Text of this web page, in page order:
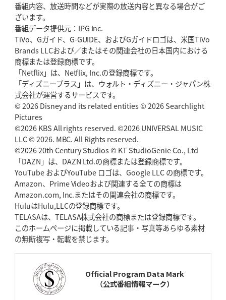
2026年5月21日(木)更新
狭山RG、ライチェル海遥スタッフ入り
ッション
2026年5月14日(木)更新
神戸、1位通過の立役者レタリック
「悲運の闘将」宮地克実氏死去 熱血指導で埼玉WKの基礎築く
2026年4月30日(木)更新
BR東京、「ユニバーサルデー」の意義「特別からノーマルへ」が最終
ゴール
2026年4月23日(木)更新
元代表ラピース、今季限りで引退「クボタは10年いた自分のホーム」
2026年4月16日(木)更新
BL東京「強化拠点」を「共有財産」に新クラブハウスは「皆に開かれ
た空間」
2026年4月9日(木)更新
スティーラーズ、名門復活の足音
2026年4月2日(木)更新
番組内容、放送時間などが実際の放送内容と異なる場合がご
ざいます。
番組データ提供元：IPG Inc.
TiVo、Gガイド、G-GUIDE、およびGガイドロゴは、米国TiVo
Brands LLCおよび／またはその関連会社の日本国内における
商標または登録商標です。
「Netflix」は、Netflix, Inc.の登録商標です。
「ディズニープラス」は、ウォルト・ディズニー・ジャパン株
式会社が運営するサービスです。
© 2026 Disney and its related entities © 2026 Searchlight
Pictures
©2026 KBS All rights reserved. ©2026 UNIVERSAL MUSIC
LLC © 2026. MBC. All Rights reserved.
©2026 20th Century Studios © KT StudioGenie Co., Ltd
「DAZN」は、DAZN Ltd.の商標または登録商標です。
YouTube およびYouTube ロゴは、Google LLC の商標です。
Amazon、Prime Videoおよび関連する全ての商標は
Amazon.com, Inc.またはその関連会社の商標です。
HuluはHulu,LLCの登録商標です。
TELASAは、TELASA株式会社の商標または登録商標です。
このホームページに掲載している記事・写真等あらゆる素材
の無断複写・転載を禁じます。
Official Program Data Mark
（公式番組情報マーク）